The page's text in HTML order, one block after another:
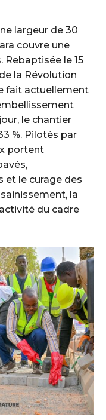
largeur de 30
couvre une
Rebaptisée le 15
la Révolution
fait actuellement
le chantier
%. Pilotés par
portent
et le curage des
la
du cadre